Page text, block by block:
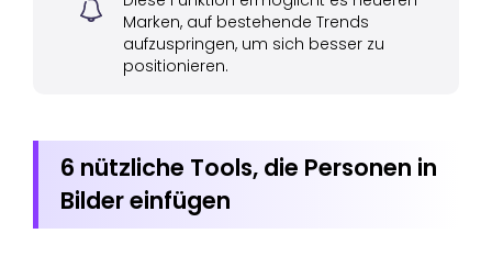
Marken, auf bestehende Trends
aufzuspringen, um sich besser zu
positionieren.
6 nützliche Tools, die Personen in
Bilder einfügen